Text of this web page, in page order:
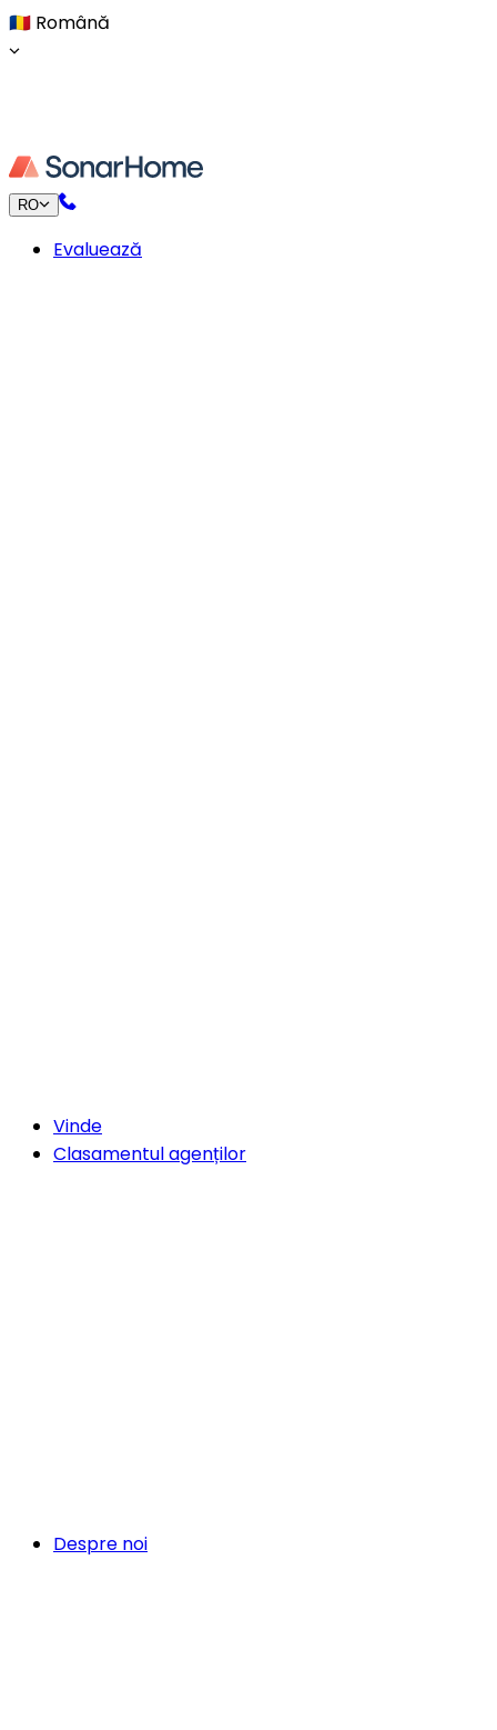
🇷🇴 Română
RO
Evaluează
Vinde
Clasamentul agenților
Despre noi